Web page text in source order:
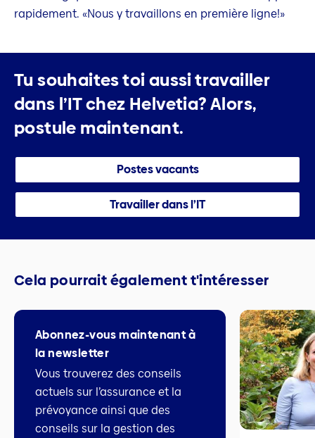
rapidement. «Nous y travaillons en première ligne!»
Tu souhaites toi aussi travailler
dans l’IT chez Helvetia?Alors,
postule maintenant.
Postes vacants
Travailler dans l’IT
Cela pourrait également t'intéresser
Abonnez-vous maintenant à
la newsletter
Vous trouverez des conseils
actuels sur l’assurance et la
prévoyance ainsi que des
conseils sur la gestion des